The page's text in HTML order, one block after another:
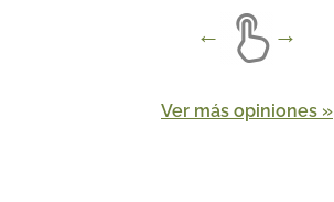
Ver más opiniones »